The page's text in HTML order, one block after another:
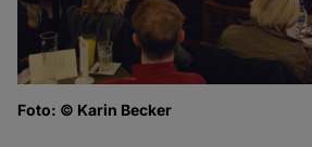
Foto: © Karin Becker